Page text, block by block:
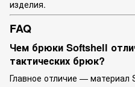
изделия.
FAQ
Чем брюки Softshell
тактических брюк?
Главное отличие — материал